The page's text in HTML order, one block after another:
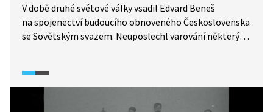
V době druhé světové války vsadil Edvard Beneš
na spojenectví budoucího obnoveného Československa
se Sovětským svazem. Neuposlechl varování některých
smlouvu o přátelství, vzájemné pomoci a poválečné
značnou kritiku od Britů, Američanů, ale i některých